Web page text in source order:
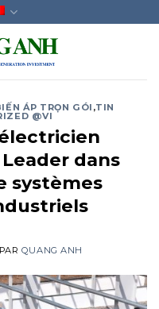
ÁP TRỌN GÓI ,TIN
@VI
dans
systèmes
PAR QUANG ANH